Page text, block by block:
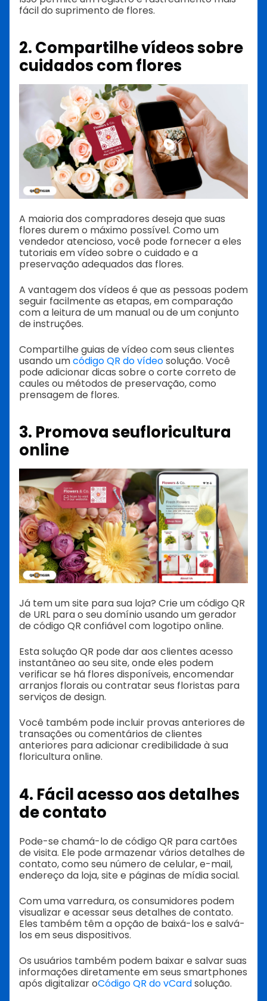
fácil do suprimento de flores.
2. Compartilhe vídeos sobre
cuidados com flores
A maioria dos compradores deseja que suas
flores durem o máximo possível. Como um
vendedor atencioso, você pode fornecer a eles
tutoriais em vídeo sobre o cuidado e a
preservação adequados das flores.
A vantagem dos vídeos é que as pessoas podem
seguir facilmente as etapas, em comparação
com a leitura de um manual ou de um conjunto
de instruções.
Compartilhe guias de vídeo com seus clientes
usando umcódigo QR do vídeosolução. Você
pode adicionar dicas sobre o corte correto de
caules ou métodos de preservação, como
prensagem de flores.
3. Promova seufloricultura
online
Já tem um site para sua loja? Crie um código QR
de URL para o seu domínio usando um gerador
de código QR confiável com logotipo online.
Esta solução QR pode dar aos clientes acesso
instantâneo ao seu site, onde eles podem
verificar se há flores disponíveis, encomendar
arranjos florais ou contratar seus floristas para
serviços de design.
Você também pode incluir provas anteriores de
transações ou comentários de clientes
anteriores para adicionar credibilidade à sua
floricultura online.
4. Fácil acesso aos detalhes
de contato
Pode-se chamá-lo de código QR para cartões
de visita. Ele pode armazenar vários detalhes de
contato, como seu número de celular, e-mail,
endereço da loja, site e páginas de mídia social.
Com uma varredura, os consumidores podem
visualizar e acessar seus detalhes de contato.
Eles também têm a opção de baixá-los e salvá-
los em seus dispositivos.
Os usuários também podem baixar e salvar suas
informações diretamente em seus smartphones
após digitalizar oCódigo QR do vCardsolução.